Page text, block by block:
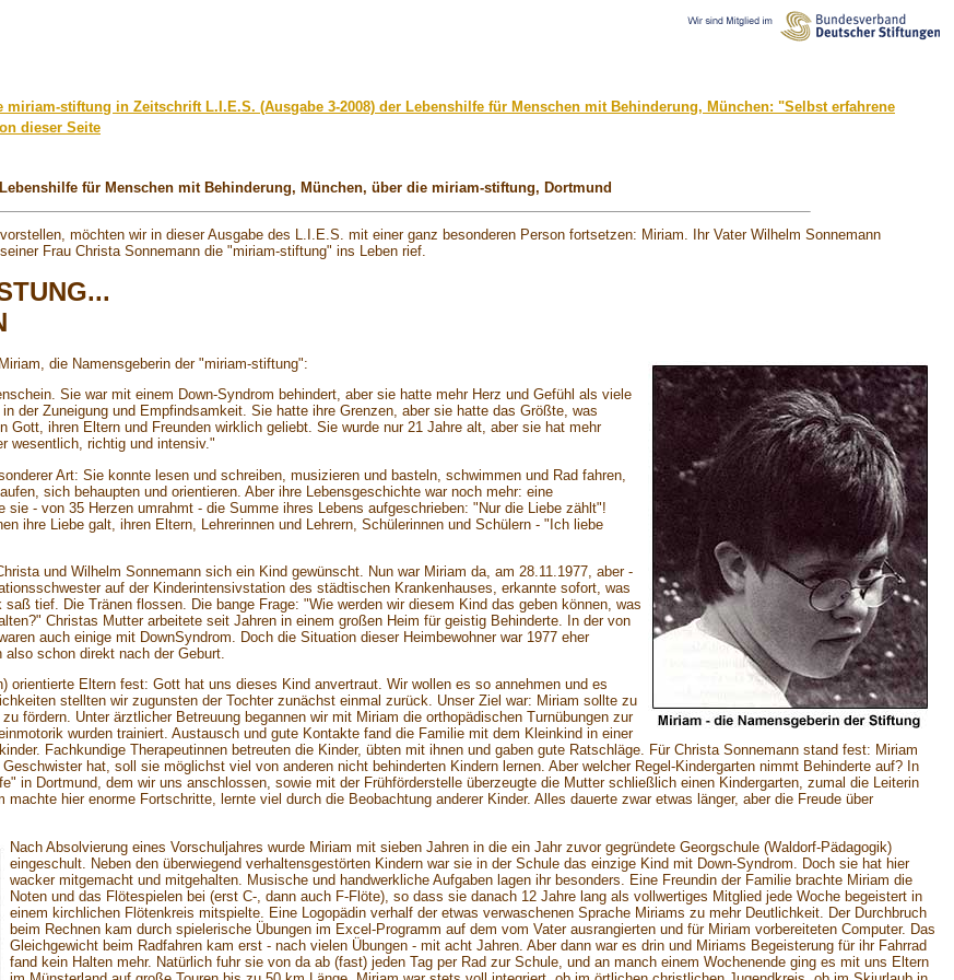
miriam-stiftung in Zeitschrift L.I.E.S. (Ausgabe 3-2008) der Lebenshilfe für Menschen mit Behinderung, München: "Selbst erfahrene
dieser Seite
für Menschen mit Behinderung, München, über die miriam-stiftung, Dortmund
möchten wir in dieser Ausgabe des L.I.E.S. mit einer ganz besonderen Person fortsetzen: Miriam. Ihr Vater Wilhelm Sonnemann
Frau Christa Sonnemann die "miriam-stiftung" ins Leben rief.
die Namensgeberin der "miriam-stiftung":
Sie war mit einem Down-Syndrom behindert, aber sie hatte mehr Herz und Gefühl als viele
der Zuneigung und Empfindsamkeit. Sie hatte ihre Grenzen, aber sie hatte das Größte, was
Gott, ihren Eltern und Freunden wirklich geliebt. Sie wurde nur 21 Jahre alt, aber sie hat mehr
wesentlich, richtig und intensiv."
Art: Sie konnte lesen und schreiben, musizieren und basteln, schwimmen und Rad fahren,
sich behaupten und orientieren. Aber ihre Lebensgeschichte war noch mehr: eine
sie - von 35 Herzen umrahmt - die Summe ihres Lebens aufgeschrieben: "Nur die Liebe zählt"!
ihre Liebe galt, ihren Eltern, Lehrerinnen und Lehrern, Schülerinnen und Schülern - "Ich liebe
und Wilhelm Sonnemann sich ein Kind gewünscht. Nun war Miriam da, am 28.11.1977, aber -
auf der Kinderintensivstation des städtischen Krankenhauses, erkannte sofort, was
tief. Die Tränen flossen. Die bange Frage: "Wie werden wir diesem Kind das geben können, was
Christas Mutter arbeitete seit Jahren in einem großen Heim für geistig Behinderte. In der von
auch einige mit DownSyndrom. Doch die Situation dieser Heimbewohner war 1977 eher
schon direkt nach der Geburt.
orientierte Eltern fest: Gott hat uns dieses Kind anvertraut. Wir wollen es so annehmen und es
stellten wir zugunsten der Tochter zunächst einmal zurück. Unser Ziel war: Miriam sollte zu
fördern. Unter ärztlicher Betreuung begannen wir mit Miriam die orthopädischen Turnübungen zur
wurden trainiert. Austausch und gute Kontakte fand die Familie mit dem Kleinkind in einer
Fachkundige Therapeutinnen betreuten die Kinder, übten mit ihnen und gaben gute Ratschläge. Für Christa Sonnemann stand fest: Miriam
hat, soll sie möglichst viel von anderen nicht behinderten Kindern lernen. Aber welcher Regel-Kindergarten nimmt Behinderte auf? In
in Dortmund, dem wir uns anschlossen, sowie mit der Frühförderstelle überzeugte die Mutter schließlich einen Kindergarten, zumal die Leiterin
hier enorme Fortschritte, lernte viel durch die Beobachtung anderer Kinder. Alles dauerte zwar etwas länger, aber die Freude über
Nach Absolvierung eines Vorschuljahres wurde Miriam mit sieben Jahren in die ein Jahr zuvor gegründete Georgschule (Waldorf-Pädagogik)
eingeschult. Neben den überwiegend verhaltensgestörten Kindern war sie in der Schule das einzige Kind mit Down-Syndrom. Doch sie hat hier
wacker mitgemacht und mitgehalten. Musische und handwerkliche Aufgaben lagen ihr besonders. Eine Freundin der Familie brachte Miriam die
Noten und das Flötespielen bei (erst C-, dann auch F-Flöte), so dass sie danach 12 Jahre lang als vollwertiges Mitglied jede Woche begeistert in
einem kirchlichen Flötenkreis mitspielte. Eine Logopädin verhalf der etwas verwaschenen Sprache Miriams zu mehr Deutlichkeit. Der Durchbruch
beim Rechnen kam durch spielerische Übungen im Excel-Programm auf dem vom Vater ausrangierten und für Miriam vorbereiteten Computer. Das
Gleichgewicht beim Radfahren kam erst - nach vielen Übungen - mit acht Jahren. Aber dann war es drin und Miriams Begeisterung für ihr Fahrrad
fand kein Halten mehr. Natürlich fuhr sie von da ab (fast) jeden Tag per Rad zur Schule, und an manch einem Wochenende ging es mit uns Eltern